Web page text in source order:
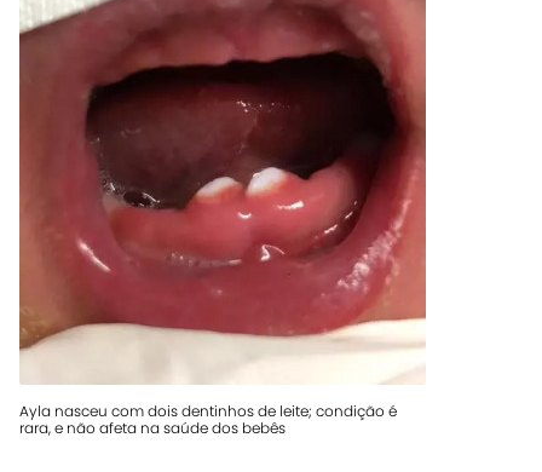
Ayla nasceu com dois dentinhos de leite; condição é
rara, e não afeta na saúde dos bebês